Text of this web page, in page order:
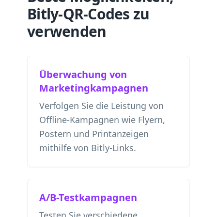
Bitly-QR-Codes zu
verwenden
Überwachung von
Marketingkampagnen
Verfolgen Sie die Leistung von
Offline-Kampagnen wie Flyern,
Postern und Printanzeigen
mithilfe von Bitly-Links.
A/B-Testkampagnen